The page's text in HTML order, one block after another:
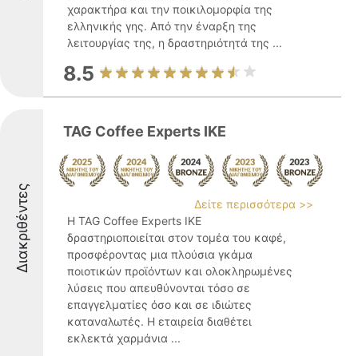
χαρακτήρα και την ποικιλομορφία της
ελληνικής γης. Από την έναρξη της
λειτουργίας της, η δραστηριότητά της ...
8.5
Διακριθέντες
TAG Coffee Experts IKE
Δείτε περισσότερα >>
Η TAG Coffee Experts ΙΚΕ
δραστηριοποιείται στον τομέα του καφέ,
προσφέροντας μια πλούσια γκάμα
ποιοτικών προϊόντων και ολοκληρωμένες
λύσεις που απευθύνονται τόσο σε
επαγγελματίες όσο και σε ιδιώτες
καταναλωτές. Η εταιρεία διαθέτει
εκλεκτά χαρμάνια ...